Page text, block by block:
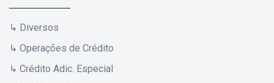
↳ Diversos
↳ Operações de Crédito
↳ Crédito Adic. Especial